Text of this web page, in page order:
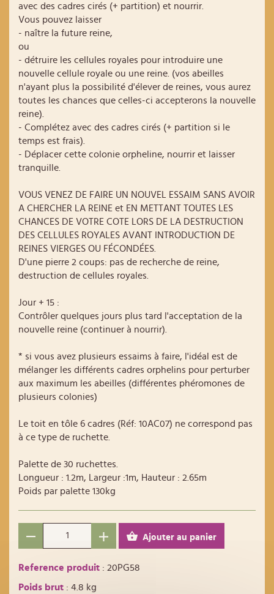
avec des cadres cirés (+ partition) et nourrir.
Vous pouvez laisser
- naître la future reine,
ou
- détruire les cellules royales pour introduire une
nouvelle cellule royale ou une reine. (vos abeilles
n'ayant plus la possibilité d'élever de reines, vous aurez
toutes les chances que celles-ci accepterons la nouvelle
reine).
- Complétez avec des cadres cirés (+ partition si le
temps est frais).
- Déplacer cette colonie orpheline, nourrir et laisser
tranquille.
VOUS VENEZ DE FAIRE UN NOUVEL ESSAIM SANS AVOIR
A CHERCHER LA REINE et EN METTANT TOUTES LES
CHANCES DE VOTRE COTE LORS DE LA DESTRUCTION
DES CELLULES ROYALES AVANT INTRODUCTION DE
REINES VIERGES OU FÉCONDÉES.
D'une pierre 2 coups: pas de recherche de reine,
destruction de cellules royales.
Jour + 15 :
Contrôler quelques jours plus tard l'acceptation de la
nouvelle reine (continuer à nourrir).
* si vous avez plusieurs essaims à faire, l'idéal est de
mélanger les différents cadres orphelins pour perturber
aux maximum les abeilles (différentes phéromones de
plusieurs colonies)
Le toit en tôle 6 cadres (Réf: 10AC07) ne correspond pas
à ce type de ruchette.
Palette de 30 ruchettes.
Longueur : 1.2m, Largeur :1m, Hauteur : 2.65m
Poids par palette 130kg
Ajouter au panier
Reference produit : 20PG58
Poids brut : 4.8 kg